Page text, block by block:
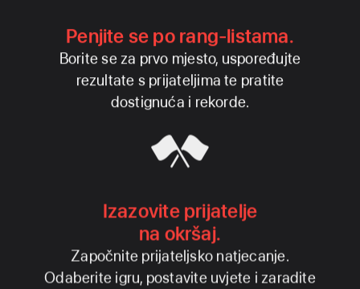
Penjite se po rang‑listama.
Borite se za prvo mjesto, uspoređujte
rezultate s prijateljima te pratite
dostignuća i rekorde.
Izazovite prijatelje
na okršaj.
Započnite prijateljsko natjecanje.
Odaberite igru, postavite uvjete i zaradite